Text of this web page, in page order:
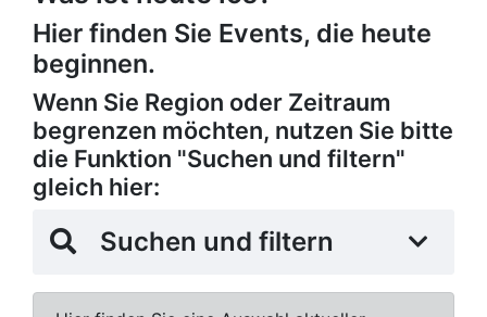
Hier finden Sie Events, die heute
beginnen.
Wenn Sie Region oder Zeitraum
begrenzen möchten, nutzen Sie bitte
die Funktion "Suchen und filtern"
gleich hier:
Suchen und filtern